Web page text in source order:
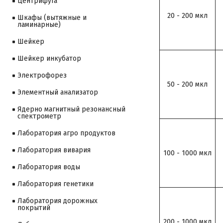
20 - 200 мкл
50 - 200 мкл
100 - 1000 мкл
Шкафы (вытяжные и
ламинарные)
Шейкер
Шейкер инкубатор
Электрофорез
Элементный анализатор
Ядерно магнитный резонансный
спектрометр
Лаборатория агро продуктов
Лаборатория вивария
Лаборатория воды
Лаборатория генетики
Лаборатория дорожных
покрытий